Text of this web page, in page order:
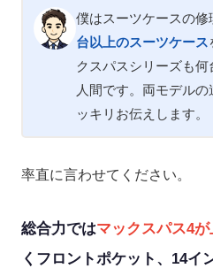
僕はスーツケースの修
台以上のスーツケース
クスパスシリーズも
人間です。両モデル
ッキリお伝えします。
率直に言わせてください。
総合力ではマックスパス4が
くフロントポケット、14イ